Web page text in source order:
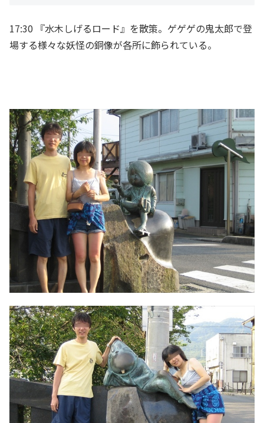
17:30 『水木しげるロード』を散策。ゲゲゲの鬼太郎で登
場する様々な妖怪の銅像が各所に飾られている。